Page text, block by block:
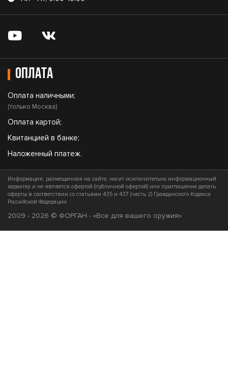
Оплата
Оплата наличными;
(только Москва)
Оплата картой;
Квитанцией в банке;
Наложенный платеж.
Информация, размещенная на сайте, носит исключительно информационный
характер и не является офертой (публичной офертой) или приглашение делать
оферты в соответствии со статьями 435 и 437 (часть 2) Гражданского Кодекса
Российской Федерации
2009 - 2026 © ФОРГАН - «Все для вашего оружия»